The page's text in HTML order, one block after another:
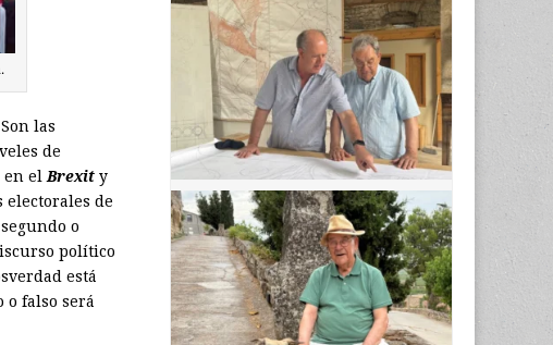
las
de
en elBrexit y
electorales de
o
político
está
falso será